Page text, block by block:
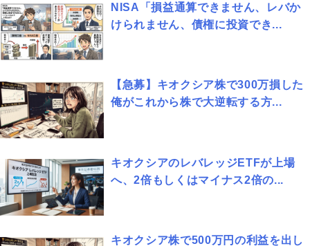
NISA「損益通算できません、レバか
けられません、債権に投資でき...
【急募】キオクシア株で300万損した
俺がこれから株で大逆転する方...
キオクシアのレバレッジETFが上場
へ、2倍もしくはマイナス2倍の...
キオクシア株で500万円の利益を出し